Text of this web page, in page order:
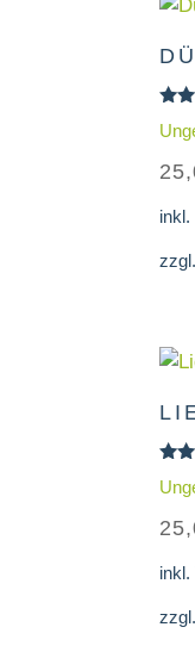
mit
von
inkl.
mit
von
inkl.